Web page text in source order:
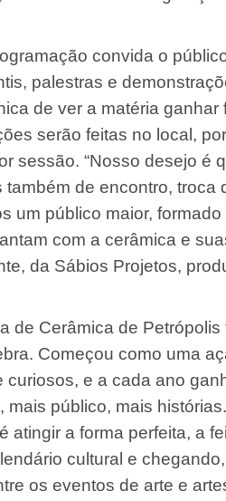
convida o
palestras e
de ver a matéria ganhar
serão feitas no local,
sessão. “Nosso desejo é
de encontro, troca
um público maior,
com a cerâmica e
da Sábios Projetos,
de Cerâmica de Petrópolis
Começou como uma
curiosos, e a cada ano
público, mais
atingir a forma perfeita, a
cultural e
os eventos de arte e